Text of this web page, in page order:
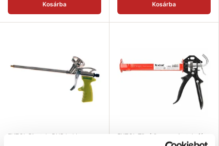
Kosárba Kosárba
EXTOL Pisztoly PUR habhoz -
EXTOL Tömítőanyag pisztoly fém